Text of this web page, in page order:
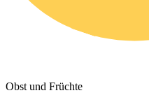
Obst und Früchte